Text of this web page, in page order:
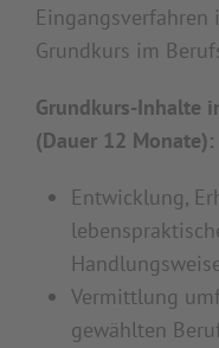
Eingangsverfahren
Grundkurs im
Grundkurs-Inhalte
(Dauer 12 Monate):
Entwicklung,
Vermittlung
gewählten